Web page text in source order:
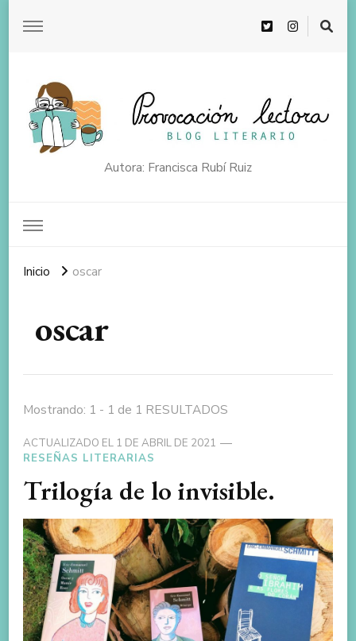
Autora: Francisca Rubí Ruiz
Inicio oscar
oscar
Mostrando: 1 - 1 de 1 RESULTADOS
ACTUALIZADO EL 1 DE ABRIL DE 2021
RESEÑAS LITERARIAS
Trilogía de lo invisible.